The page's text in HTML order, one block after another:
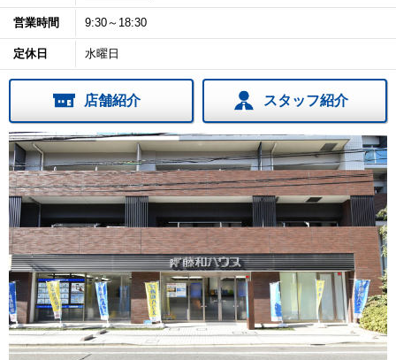
営業時間 9:30～18:30
定休日 水曜日
店舗紹介 スタッフ紹介